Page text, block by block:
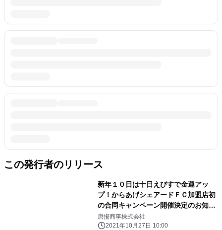
この発行者のリリース
新年１０日は十日えびすで金運アッ
プ！からあげシェアードＦＣ加盟店初
の合同キャンペーン開催決定のお知ら
せ
唐揚商事株式会社
2021年10月27日 10:00